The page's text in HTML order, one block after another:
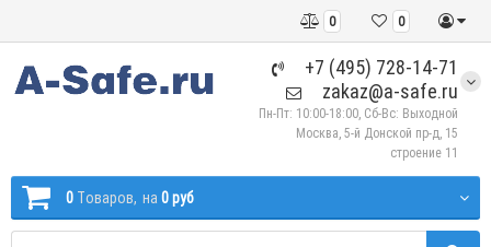
0
0
+7 (495) 728-14-71
zakaz@a-safe.ru
Пн-Пт: 10:00-18:00, Сб-Вс: Выходной
Москва, 5-й Донской пр-д, 15
строение 11
0 Tоваров, на 0 руб